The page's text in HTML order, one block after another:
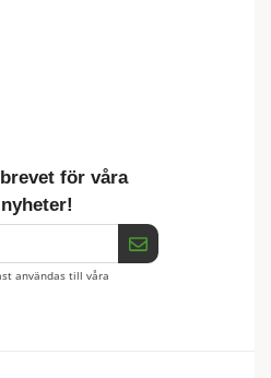
för våra
användas till våra